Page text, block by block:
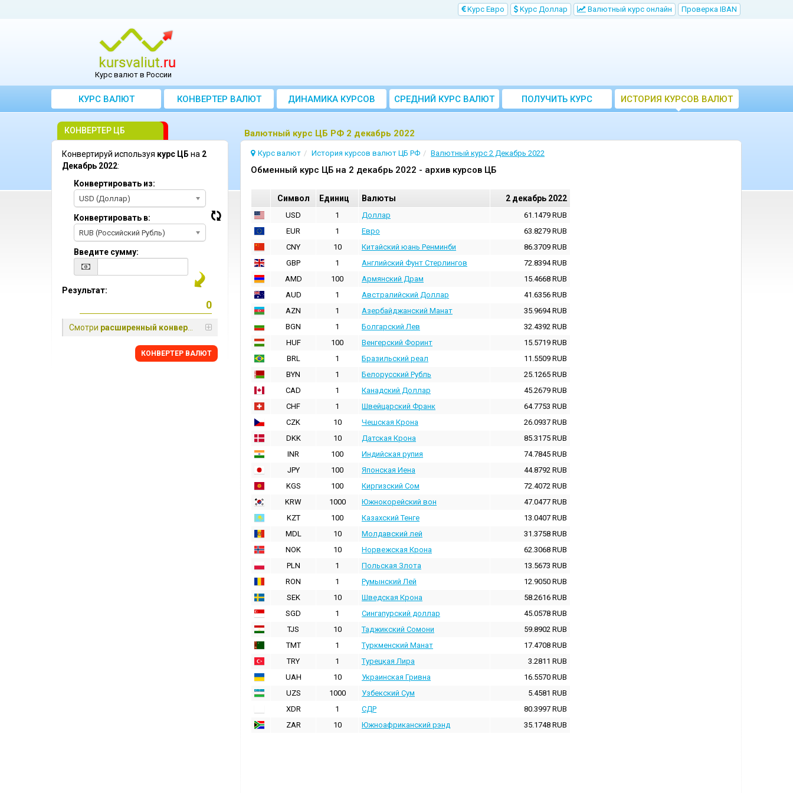
Kурс Евро Kурс Доллар Bалютный курс онлайн Проверка IBAN
Курс валют в России
КУРС ВАЛЮТ КОНВЕРТЕР ВАЛЮТ ДИНАМИКА КУРСОВ
CРЕДНИЙ КУРС ВАЛЮТ
ЗА МЕСЯЦ
ПОЛУЧИТЬ КУРС
ВАЛЮТ ЦБ
ИСТОРИЯ КУРСОВ ВАЛЮТ
ЦБ РФ
Bалютный курс ЦБ РФ 2 декабрь 2022
Курс валют История курсов валют ЦБ РФ Валютный курс 2 Декабрь 2022
Oбменный курс ЦБ на 2 декабрь 2022 - архив курсов ЦБ
Cимвол Единиц Валюты 2 декабрь 2022
USD 1 Доллар 61.1479 RUB
EUR
1 Евро 63.8279 RUB
CNY
10 Китайский юань Ренминби 86.3709 RUB
GBP
1 Английский Фунт Стерлингов 72.8394RUB
AMD
100 Армянский Драм 15.4668 RUB
AUD
1 Австралийский Доллар 41.6356 RUB
AZN
1 Азербайджанский Манат 35.9694RUB
BGN
1 Болгарский Лев 32.4392 RUB
HUF
100 Венгерский Форинт 15.5719 RUB
BRL
1 Бразильский реал 11.5509 RUB
BYN
1 Белорусский Рубль 25.1265 RUB
CAD
1 Канадский Доллар 45.2679 RUB
CHF
1 Швейцарский Франк 64.7753 RUB
CZK
10 Чешская Крона 26.0937 RUB
DKK
10 Датская Крона 85.3175 RUB
INR
100 Индийская pупия 74.7845 RUB
JPY
100 Японская Иена 44.8792 RUB
KGS
100 Киргизский Сом 72.4072 RUB
KRW
1000 Южнокорейский вон 47.0477 RUB
KZT
100 Казахский Тенге 13.0407 RUB
MDL
10 Молдавский лей 31.3758 RUB
NOK
10 Норвежская Крона 62.3068 RUB
PLN
1 Польская Злота 13.5673 RUB
RON
1 Румынский Лей 12.9050 RUB
SEK
10 Шведская Крона 58.2616 RUB
SGD
1 Сингапурский доллар 45.0578 RUB
TJS
10 Таджикский Сомони 59.8902 RUB
TMT
1 Туркменский Манат 17.4708 RUB
TRY
1 Турецкая Лира 3.2811 RUB
UAH
10 Украинская Гривна 16.5570 RUB
UZS
1000 Узбекский Сум 5.4581 RUB
XDR
1 СДР 80.3997 RUB
ZAR
10 Южноафриканский рэнд 35.1748 RUB
КОНВЕРТЕР ЦБ
Конвертируй используя курс ЦБ на 2
Декабрь 2022:
Конвертировать из:
USD (Доллар)
Конвертировать в:
RUB (Российский Рубль)
Введите сумму:
Результат:
Смотри расширенный конвертер
КОНВЕРТЕР ВАЛЮТ